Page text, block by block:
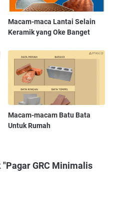
Macam-maca Lantai Selain
Keramik yang Oke Banget
Macam-macam Batu Bata
Untuk Rumah
GRC Minimalis